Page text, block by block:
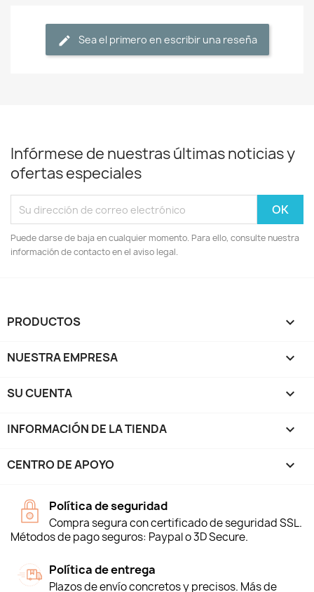
Sea el primero en escribir una reseña
Infórmese de nuestras últimas noticias y
ofertas especiales
Puede darse de baja en cualquier momento. Para ello, consulte nuestra
información de contacto en el aviso legal.
PRODUCTOS 
NUESTRA EMPRESA 
SU CUENTA 
INFORMACIÓN DE LA TIENDA keyboard_arrow_down
CENTRO DE APOYO 
Política de seguridad
Compra segura con certificado de seguridad SSL.
Métodos de pago seguros: Paypal o 3D Secure.
Política de entrega
Plazos de envío concretos y precisos. Más de